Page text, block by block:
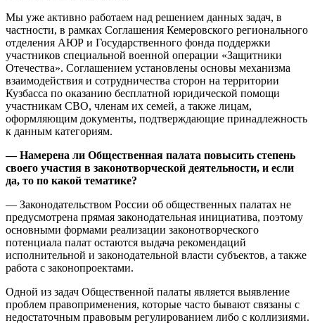
Мы уже активно работаем над решением данных задач, в
частности, в рамках Соглашения Кемеровского регионального
отделения АЮР и Государственного фонда поддержки
участников специальной военной операции «Защитники
Отечества». Соглашением установлены основы механизма
взаимодействия и сотрудничества сторон на территории
Кузбасса по оказанию бесплатной юридической помощи
участникам СВО, членам их семей, а также лицам,
оформляющим документы, подтверждающие принадлежность
к данным категориям.
— Намерена ли Общественная палата повысить степень
своего участия в законотворческой деятельности, и если
да, то по какой тематике?
— Законодательством России об общественных палатах не
предусмотрена прямая законодательная инициатива, поэтому
основными формами реализации законотворческого
потенциала палат остаются выдача рекомендаций
исполнительной и законодательной власти субъектов, а также
работа с законопроектами.
Одной из задач Общественной палаты является выявление
проблем правоприменения, которые часто бывают связаны с
недостаточным правовым регулированием либо с коллизиями.